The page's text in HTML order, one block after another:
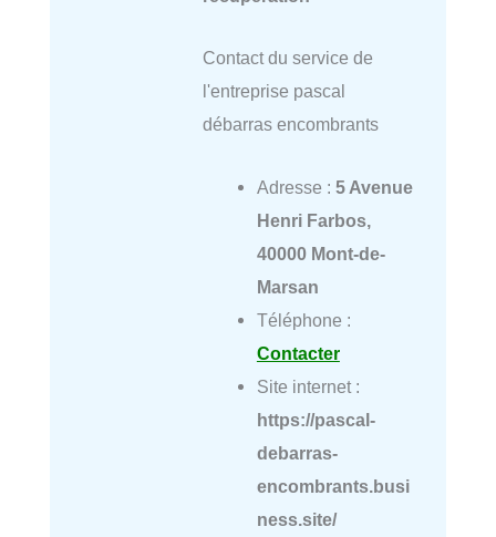
Contact du service de
l'entreprise pascal
débarras encombrants
Adresse : 5 Avenue
Henri Farbos,
40000 Mont-de-
Marsan
Téléphone :
Contacter
Site internet :
https://pascal-
debarras-
encombrants.busi
ness.site/